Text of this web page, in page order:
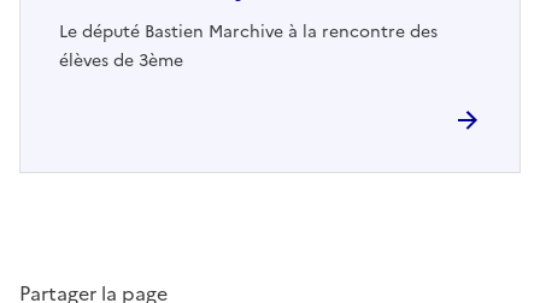
Le député Bastien Marchive à la rencontre des
élèves de 3ème
Partager la page